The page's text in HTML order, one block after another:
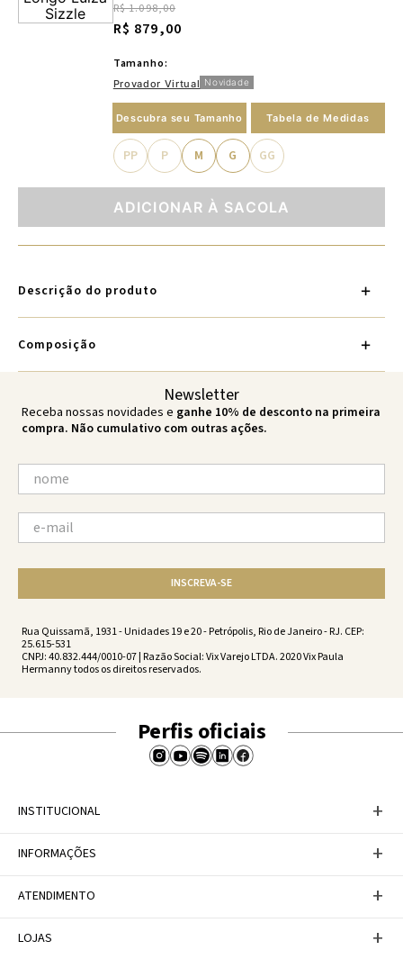
R$ 1.098,00
R$ 879,00
Tamanho:
Provador Virtual Novidade
Descubra seu Tamanho Tabela de Medidas
PP P M G GG
ADICIONAR À SACOLA
Descrição do produto
Composição
Newsletter
Receba nossas novidades e ganhe 10% de desconto na primeira
compra. Não cumulativo com outras ações.
INSCREVA-SE
Rua Quissamã, 1931 - Unidades 19 e 20 - Petrópolis, Rio de Janeiro - RJ. CEP:
25.615-531
CNPJ: 40.832.444/0010-07 | Razão Social: Vix Varejo LTDA. 2020 Vix Paula
Hermanny todos os direitos reservados.
Perfis oficiais
INSTITUCIONAL +
A Marca
Trabalhe conosco
INFORMAÇÕES +
Política de Privacidade
Tabela de Medidas
ATENDIMENTO +
Personal Shopper
LOJAS +